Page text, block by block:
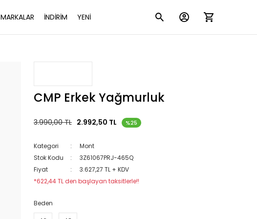
MARKALAR İNDİRİM YENİ
CMP Erkek Yağmurluk
3.990,00 TL 2.992,50 TL %25
Kategori
Mont
Stok Kodu
3Z61067PRJ-465Q
Fiyat
3.627,27 TL + KDV
*622,44 TL den başlayan taksitlerle!!
Beden